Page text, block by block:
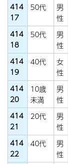
414
17
50代
男
性
414
18
50代
男
性
414
19
40代
女
性
414
20
10歳
未満
男
性
414
21
20代
男
性
414
22
40代
男
性